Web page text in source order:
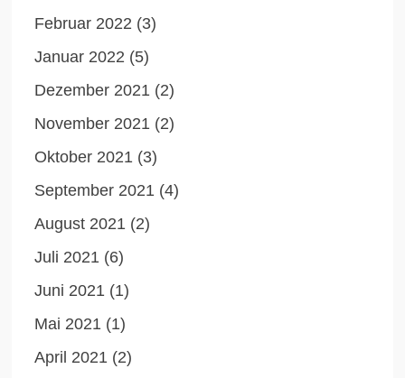
Februar 2022 (3)
Januar 2022 (5)
Dezember 2021 (2)
November 2021 (2)
Oktober 2021 (3)
September 2021 (4)
August 2021 (2)
Juli 2021 (6)
Juni 2021 (1)
Mai 2021 (1)
April 2021 (2)